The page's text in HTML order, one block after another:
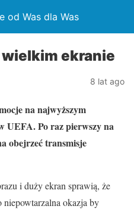
od Was dla Was
ekranie
8 lat ago
na najwyższym
UEFA. Po raz pierwszy na
obejrzeć transmisje
i duży ekran sprawią, że
niepowtarzalna okazja by